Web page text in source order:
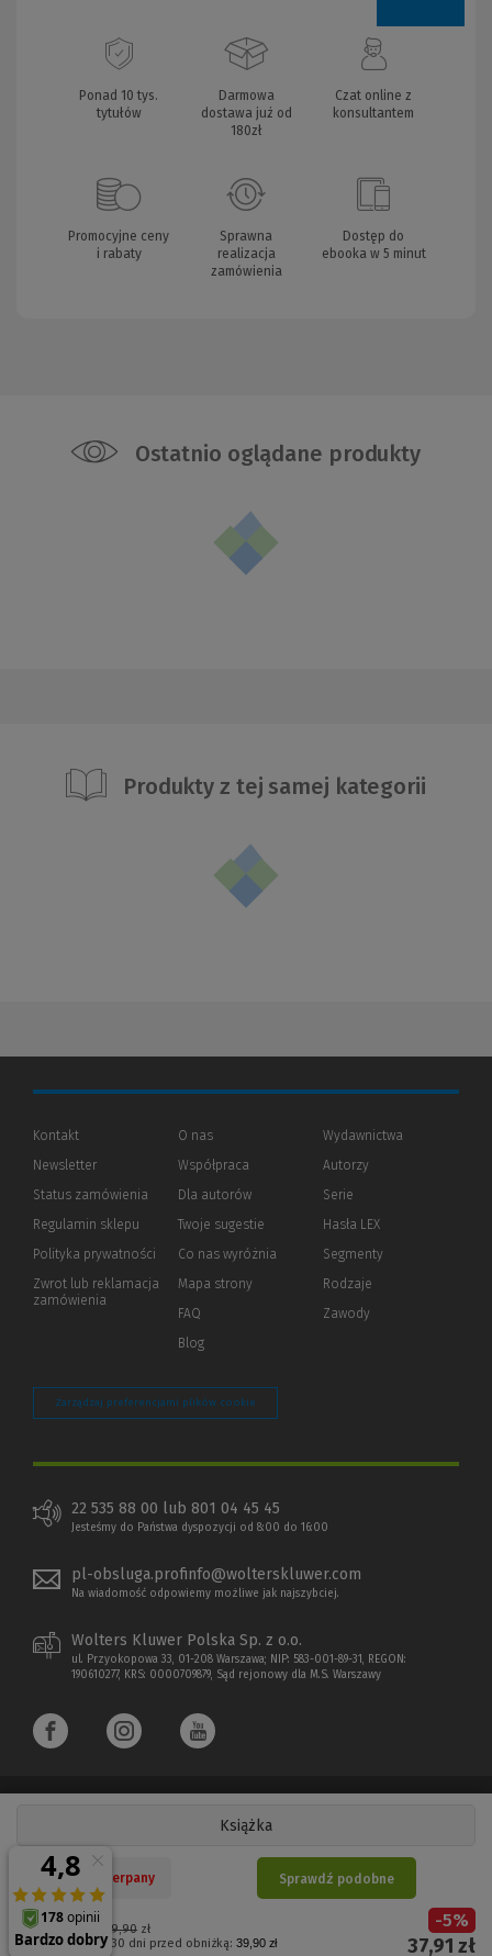
Książka
Cena regularna: 39,90zł
Najniższa cena z 30 dni przed obniżką:39,90 zł
-5%
37,91 zł
Nakład wyczerpany Sprawdź podobne
Ponad 10 tys.
tytułów
Darmowa
dostawa już od
180zł
Czat online z
konsultantem
Promocyjne ceny
i rabaty
Sprawna
realizacja
zamówienia
Dostęp do
ebooka w 5 minut
Ostatnio oglądane produkty
Produkty z tej samej kategorii
Kontakt
Newsletter
Status zamówienia
Regulamin sklepu
Polityka prywatności (Nowe
(Link
innej
Zwrot lub reklamacja
zamówienia
O nas
Współpraca
Dla autorów(Nowe
(Link
innej
strony)
Twoje sugestie
Co nas wyróżnia
Mapa strony
FAQ
Blog
Wydawnictwa
Autorzy
Serie
Hasła LEX
Segmenty
Rodzaje
Zawody
Zarządzaj preferencjami plików cookie
22 535 88 00 lub 801 04 45 45
Jesteśmy do Państwa dyspozycji od 8:00 do 16:00
pl-obsluga.profinfo@wolterskluwer.com
Na wiadomość odpowiemy możliwe jak najszybciej.
Wolters Kluwer Polska Sp. z o.o.
ul. Przyokopowa 33, 01-208 Warszawa; NIP: 583-001-89-31, REGON:
190610277, KRS: 0000709879, Sąd rejonowy dla M.S. Warszawy
Copyright 1997 - 2026 Wolters Kluwer Polska Sp. z o.o.
Płatności elektroniczne
(Nowe
okno)
(Link
do